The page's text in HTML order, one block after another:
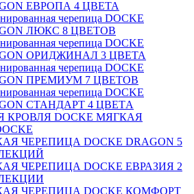
ЕВРОПА 4 ЦВЕТА
черепица DOCKE
ЛЮКС 8 ЦВЕТОВ
черепица DOCKE
ОРИДЖИНАЛ 3 ЦВЕТА
черепица DOCKE
ПРЕМИУМ 7 ЦВЕТОВ
черепица DOCKE
СТАНДАРТ 4 ЦВЕТA
МЯГКАЯ
ЧЕРЕПИЦА DOCKE DRAGON 5
ЧЕРЕПИЦА DOCKE ЕВРАЗИЯ 2
ЧЕРЕПИЦА DOCKE КОМФОРТ